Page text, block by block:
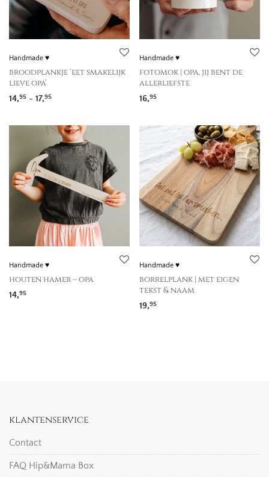
Handmade ♥
broodplankje ‘eet smakelijk
lieve opa’
14,95 - 17,95Prijsklasse: 14,95 tot 17,95
Handmade ♥
fotomok | opa, jij bent de
allerliefste
16,95
Handmade ♥
houten hamer – opa
14,95
Handmade ♥
borrelplank | met eigen
tekst & naam
19,95
klantenservice
Contact
FAQ Hip&Mama Box